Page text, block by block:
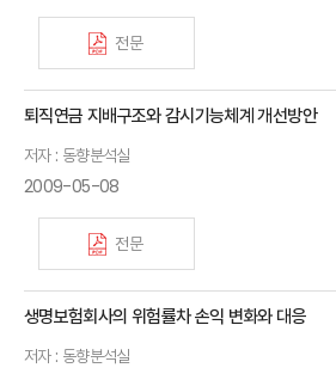
전문
퇴직연금 지배구조와 감시기능체계 개선방안
저자 : 동향분석실
2009-05-08
전문
생명보험회사의 위험률차 손익 변화와 대응
저자 : 동향분석실